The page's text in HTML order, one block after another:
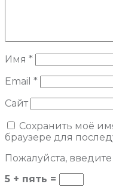
Имя *
Email *
Сайт
Сохранить моё
браузере для
Пожалуйста,
5 + пять =